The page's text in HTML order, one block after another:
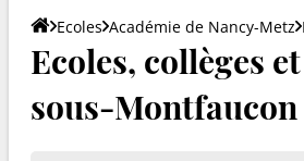
Ecoles Académie de Nancy-Metz
Ecoles, collèges
sous-Montfaucon